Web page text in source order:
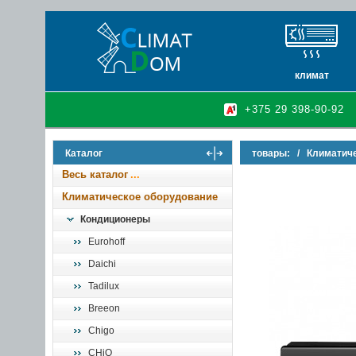
климат
кондиционеры
очистители и
осушители
+375 29 398-90-92
Каталог
Весь каталог
Климатическое оборудование
Кондиционеры
Eurohoff
Daichi
Tadilux
Breeon
Chigo
CHiQ
товары: /